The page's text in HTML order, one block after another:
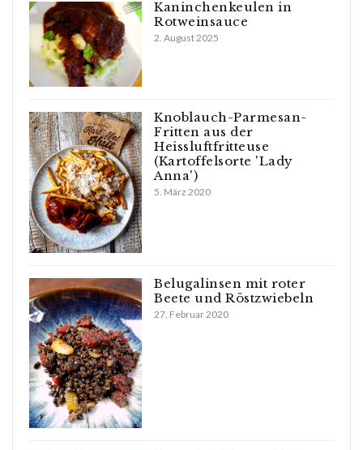
Kaninchenkeulen in
Rotweinsauce
2. August 2025
Knoblauch-Parmesan-
Fritten aus der
Heissluftfritteuse
(Kartoffelsorte 'Lady
Anna')
5. März 2020
Belugalinsen mit roter
Beete und Röstzwiebeln
27. Februar 2020